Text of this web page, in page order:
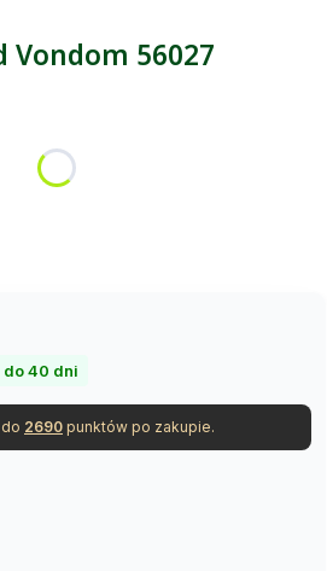
Vondom 56027
do 40 dni
2690 punktów po zakupie.